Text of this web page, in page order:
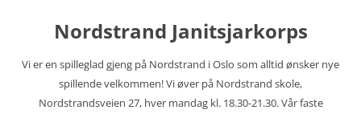
innholdNordstrand Janitsjarkorps
Vi er en spilleglad gjeng på Nordstrand i Oslo som alltid ønsker nye
spillende velkommen! Vi øver på Nordstrand skole,
Nordstrandsveien 27, hver mandag kl. 18.30-21.30. Vår faste